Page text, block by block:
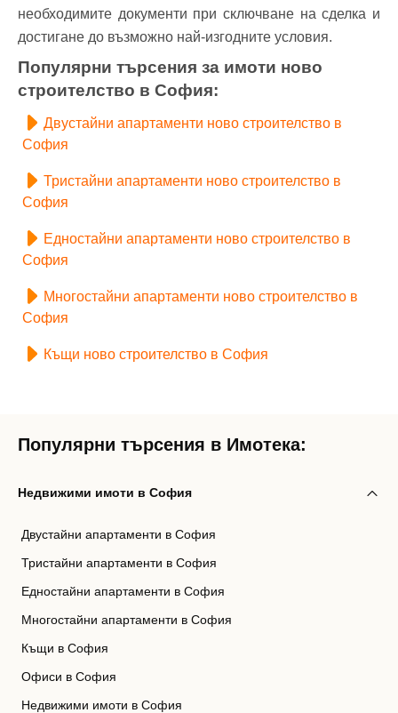
необходимите документи при сключване на сделка и
достигане до възможно най-изгодните условия.
Популярни търсения за имоти ново
строителство в София:
Двустайни апартаменти ново строителство в
София
Тристайни апартаменти ново строителство в
София
Едностайни апартаменти ново строителство в
София
Многостайни апартаменти ново строителство в
София
Къщи ново строителство в София
Популярни търсения в Имотека:
Недвижими имоти в София
Двустайни апартаменти в София
Тристайни апартаменти в София
Едностайни апартаменти в София
Многостайни апартаменти в София
Къщи в София
Офиси в София
Недвижими имоти в София